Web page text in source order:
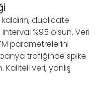
duplicate
%95 olsun. Veri
parametrelerini
trafiğinde spike
veri, yanlış